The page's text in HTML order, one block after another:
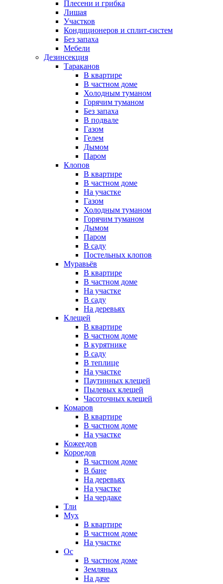
Плесени и грибка
Лишая
Участков
Кондиционеров и сплит-систем
Без запаха
Мебели
Дезинсекция
Тараканов
В квартире
В частном доме
Холодным туманом
Горячим туманом
Без запаха
В подвале
Газом
Гелем
Дымом
Паром
Клопов
В квартире
В частном доме
На участке
Газом
Холодным туманом
Горячим туманом
Дымом
Паром
В саду
Постельных клопов
Муравьёв
В квартире
В частном доме
На участке
В саду
На деревьях
Клещей
В квартире
В частном доме
В курятнике
В саду
В теплице
На участке
Паутинных клещей
Пылевых клещей
Часоточных клещей
Комаров
В квартире
В частном доме
На участке
Кожеедов
Короедов
В частном доме
В бане
На деревьях
На участке
На чердаке
Тли
Мух
В квартире
В частном доме
На участке
Ос
В частном доме
Земляных
На даче